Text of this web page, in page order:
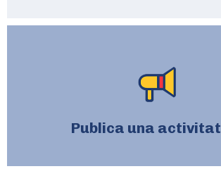
Publica una activitat